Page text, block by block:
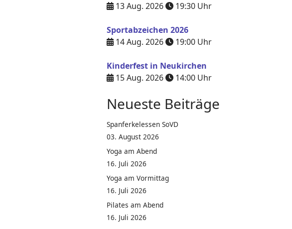
13 Aug. 2026
19:30 Uhr
Sportabzeichen 2026
14 Aug. 2026
19:00 Uhr
Kinderfest in Neukirchen
15 Aug. 2026
14:00 Uhr
Neueste Beiträge
Spanferkelessen SoVD
03. August 2026
Yoga am Abend
16. Juli 2026
Yoga am Vormittag
16. Juli 2026
Pilates am Abend
16. Juli 2026